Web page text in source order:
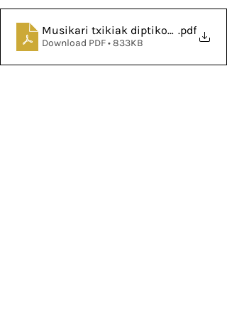
Musikari txikiak diptikoa 2223
.pdf
Download PDF • 833KB